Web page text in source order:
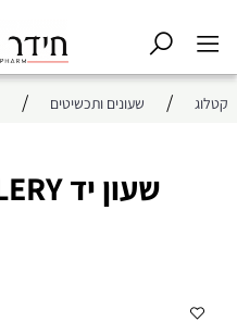
קטלוג / שעונים ותכשיטים /